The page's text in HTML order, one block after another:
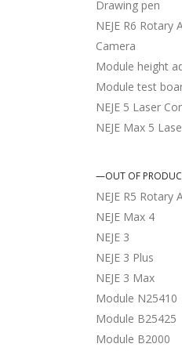
Drawing pen
NEJE R6 Rotary
Camera
Module height
Module test
NEJE 5 Laser
NEJE Max 5
—OUT OF
NEJE R5 Rotary
NEJE Max 4
NEJE 3
NEJE 3 Plus
NEJE 3 Max
Module N25410
Module B25425
Module B2000